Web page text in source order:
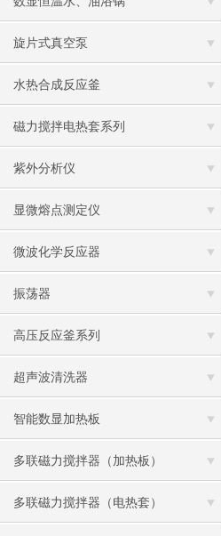
旋片式真空泵
水热合成反应釜
磁力搅拌电热套系列
紫外分析仪
显微熔点测定仪
微波化学反应器
振荡器
高压反应釜系列
超声波清洗器
智能数显加热板
多联磁力搅拌器（加热板）
多联磁力搅拌器（电热套）